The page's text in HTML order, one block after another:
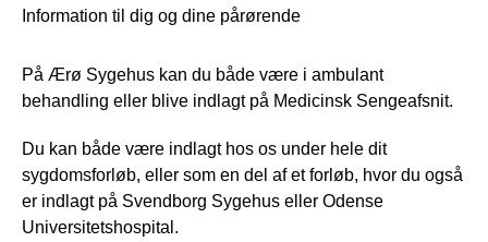
Information til dig og dine pårørende
På Ærø Sygehus kan du både være i ambulant
behandling eller blive indlagt på Medicinsk Sengeafsnit.
Du kan både være indlagt hos os under hele dit
sygdomsforløb, eller som en del af et forløb, hvor du også
er indlagt på Svendborg Sygehus eller Odense
Universitetshospital.